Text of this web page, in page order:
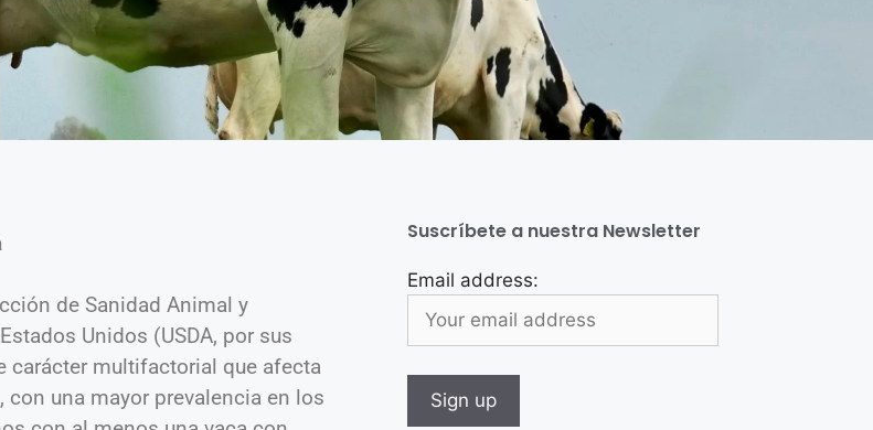
de Sanidad Animal y
Unidos (USDA, por sus
carácter multifactorial que afecta
con una mayor prevalencia en los
Suscríbete a nuestra Newsletter
Email address: